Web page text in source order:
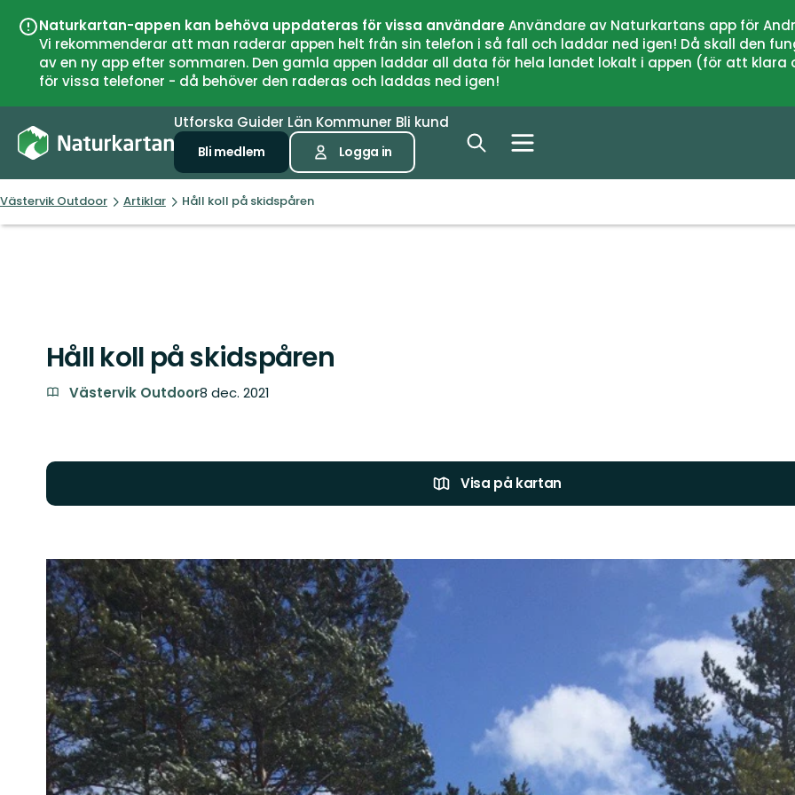
Naturkartan-appen kan behöva uppdateras för vissa användareAnvändare av Naturkartans app för
Vi rekommenderar att man raderar appen helt från sin telefon i så fall och laddar ned igen! Då skall den
av en ny app efter sommaren. Den gamla appen laddar all data för hela landet lokalt i appen (för att
för vissa telefoner - då behöver den raderas och laddas ned igen!
Utforska Guider Län Kommuner Bli kund
Bli medlem Logga in
Västervik Outdoor Artiklar Håll koll på skidspåren
Håll koll på skidspåren
Västervik Outdoor8 dec. 2021
Visa på kartan
Bilder